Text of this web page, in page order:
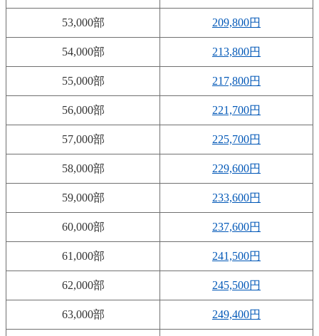
53,000部 209,800円
54,000部 213,800円
55,000部 217,800円
56,000部 221,700円
57,000部 225,700円
58,000部 229,600円
59,000部 233,600円
60,000部 237,600円
61,000部 241,500円
62,000部 245,500円
63,000部 249,400円